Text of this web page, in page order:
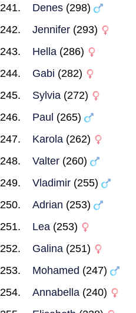
Denes (298)
Jennifer (293)
Hella (286)
Gabi (282)
Sylvia (272)
Paul (265)
Karola (262)
Valter (260)
Vladimir (255)
Adrian (253)
Lea (253)
Galina (251)
Mohamed (247)
Annabella (240)